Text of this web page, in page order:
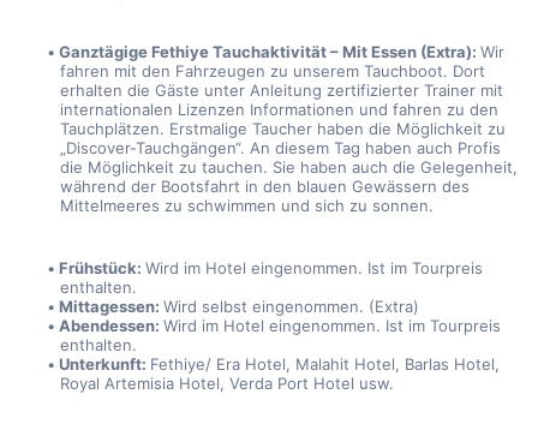
Ganztägige Fethiye Tauchaktivität – Mit Essen (Extra): Wir
fahren mit den Fahrzeugen zu unserem Tauchboot. Dort
erhalten die Gäste unter Anleitung zertifizierter Trainer mit
internationalen Lizenzen Informationen und fahren zu den
Tauchplätzen. Erstmalige Taucher haben die Möglichkeit zu
„Discover-Tauchgängen“. An diesem Tag haben auch Profis
die Möglichkeit zu tauchen. Sie haben auch die Gelegenheit,
während der Bootsfahrt in den blauen Gewässern des
Mittelmeeres zu schwimmen und sich zu sonnen.
Frühstück: Wird im Hotel eingenommen. Ist im Tourpreis
enthalten.
Mittagessen: Wird selbst eingenommen. (Extra)
Abendessen: Wird im Hotel eingenommen. Ist im Tourpreis
enthalten.
Unterkunft: Fethiye/ Era Hotel, Malahit Hotel, Barlas Hotel,
Royal Artemisia Hotel, Verda Port Hotel usw.